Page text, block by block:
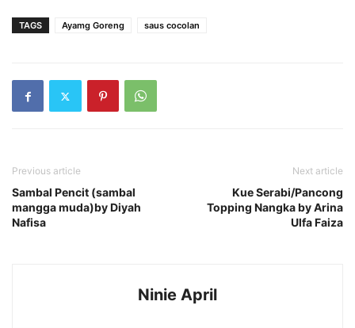
TAGS Ayamg Goreng saus cocolan
Previous article
Sambal Pencit (sambal
mangga muda)by Diyah
Nafisa
Next article
Kue Serabi/Pancong
Topping Nangka by Arina
Ulfa Faiza
Ninie April